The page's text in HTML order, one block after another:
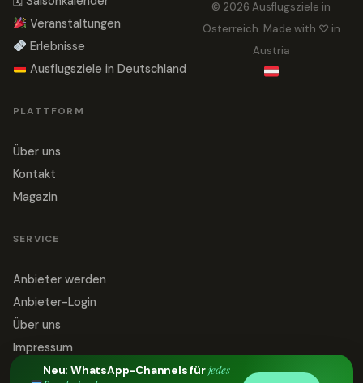
Veranstaltungen
Erlebnisse
Ausflugsziele in Deutschland
PLATTFORM
Über uns
Kontakt
Magazin
SERVICE
Anbieter werden
Anbieter-Login
Über uns
Impressum
Datenschutz
© 2026 Ausflugsziele in
Österreich. Made with ♡ in
Austria
Neu: WhatsApp-Channels fürjedes